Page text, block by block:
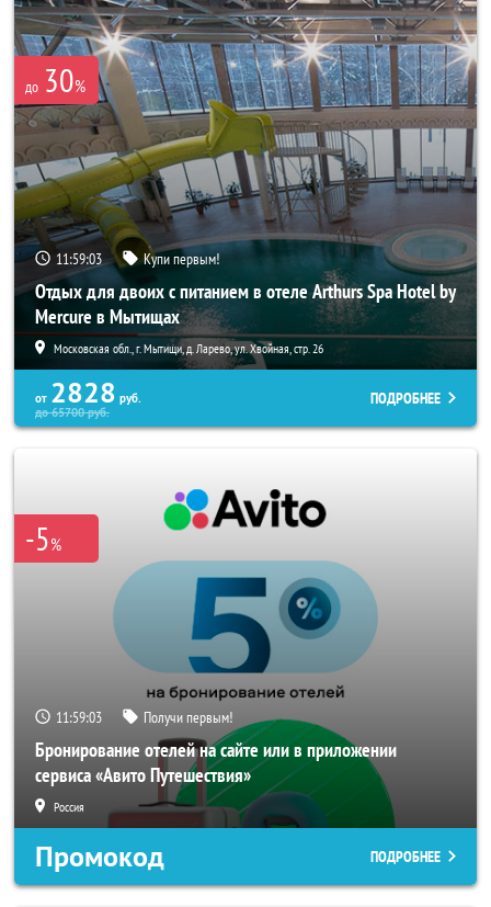
до 30%
11:59:01 Купи первым!
Отдых для двоих с питанием в отеле Arthurs Spa Hotel by
Mercure в Мытищах
Московская обл., г. Мытищи, д. Ларево, ул. Хвойная, стр. 26
от 2828 руб.
до65700руб.
ПОДРОБНЕЕ
-5%
11:59:01 Получи первым!
Бронирование отелей на сайте или в приложении
сервиса «Авито Путешествия»
Россия
Промокод ПОДРОБНЕЕ